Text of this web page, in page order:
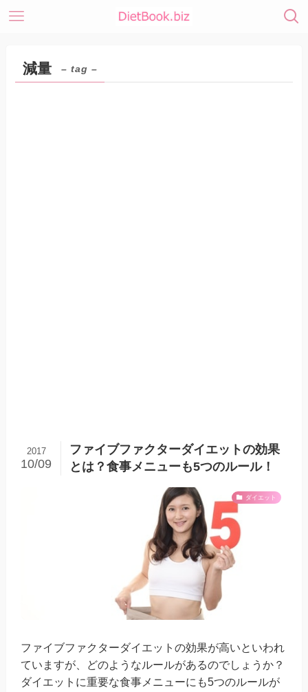
減量 – tag –
ファイブファクターダイエットの効果
とは？食事メニューも5つのルール！
2017
10/09
ダイエット
ファイブファクターダイエットの効果が高いといわれ
ていますが、どのようなルールがあるのでしょうか？
ダイエットに重要な食事メニューにも5つのルールが